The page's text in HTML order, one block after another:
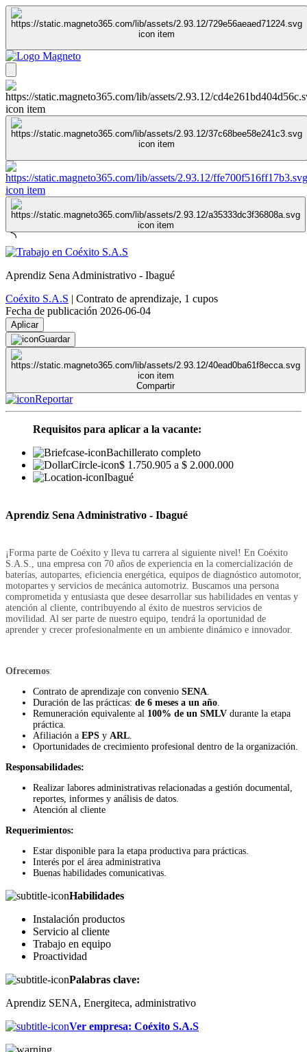
Aprendiz Sena Administrativo - Ibagué
Coéxito S.A.S | Contrato de aprendizaje, 1 cupos
Fecha de publicación 2026-06-04
Aplicar
Guardar
Compartir
Reportar
Requisitos para aplicar a la vacante:
Bachillerato completo
$ 1.750.905 a $ 2.000.000
Ibagué
Aprendiz Sena Administrativo - Ibagué
¡Forma parte de Coéxito y lleva tu carrera al siguiente nivel! En Coéxito
S.A.S., una empresa con 70 años de experiencia en la comercialización de
baterías, autopartes, eficiencia energética, equipos de diagnóstico automotor,
motopartes y servicios de mecánica automotriz. Buscamos una persona
comprometida y entusiasta que desee desarrollar sus habilidades en ventas y
atención al cliente, contribuyendo al éxito de nuestros servicios de
movilidad. Al ser parte de nuestro equipo, tendrá la oportunidad de
aprender y crecer profesionalmente en un ambiente dinámico e innovador.
Ofrecemos:
Contrato de aprendizaje con convenio SENA.
Duración de las prácticas: de 6 meses a un año.
Remuneración equivalente al 100% de un SMLV durante la etapa
práctica.
Afiliación a EPS y ARL.
Oportunidades de crecimiento profesional dentro de la organización.
Responsabilidades:
Realizar labores administrativas relacionadas a gestión documental,
reportes, informes y análisis de datos.
Atención al cliente
Requerimientos:
Estar disponible para la etapa productiva para prácticas.
Interés por el área administrativa
Buenas habilidades comunicativas.
Habilidades
Instalación productos
Servicio al cliente
Trabajo en equipo
Proactividad
Palabras clave:
Aprendiz SENA, Energiteca, administrativo
Ver empresa: Coéxito S.A.S